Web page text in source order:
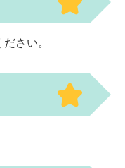
さい。